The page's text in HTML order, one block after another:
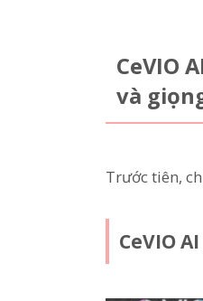
CeVIO
và
Trước tiên,
CeVIO